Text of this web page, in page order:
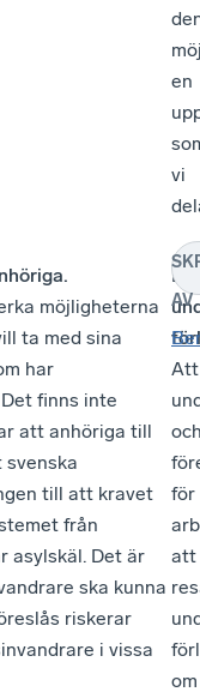
en
vi
möjligheterna
ta med sina
har
finns inte
att anhöriga till
till att kravet
från
asylskäl. Det är
ska kunna
riskerar
i vissa
Att
för
att
om
AV